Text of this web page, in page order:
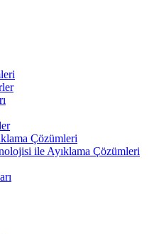
Çözümleri
ile Ayıklama Çözümleri